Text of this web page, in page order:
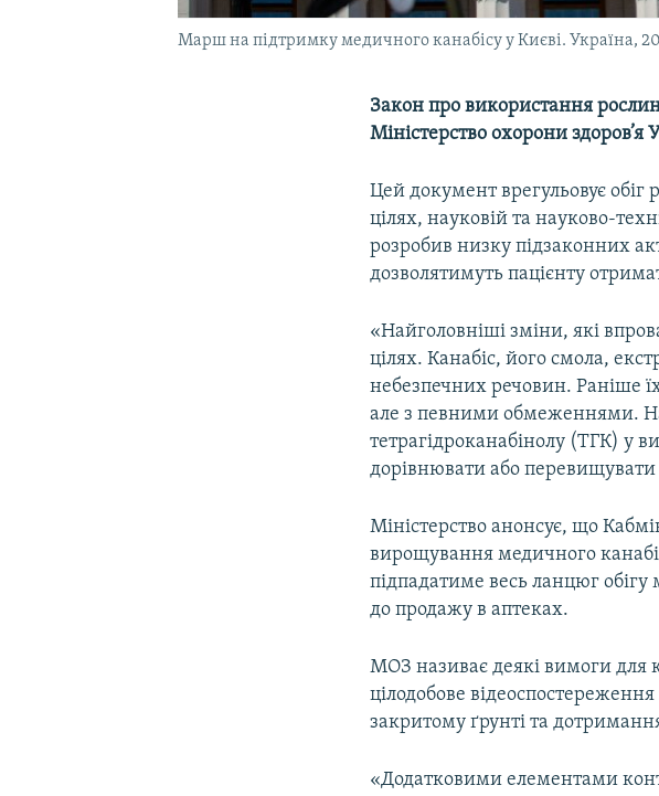
Марш на підтримку медичного канабісу у Києві. Україна,
Закон про використання
Міністерство охорони здоров’я
Цей документ врегульовує
цілях, науковій та науково-
розробив низку підзаконних
дозволятимуть пацієнту
«Найголовніші зміни, які
цілях. Канабіс, його смола,
небезпечних речовин. Раніше
але з певними обмеженнями.
тетрагідроканабінолу (ТГК) у
дорівнювати або перевищувати
Міністерство анонсує, що
вирощування медичного
підпадатиме весь ланцюг
до продажу в аптеках.
МОЗ називає деякі вимоги для
цілодобове
закритому ґрунті та
«Додатковими елементами